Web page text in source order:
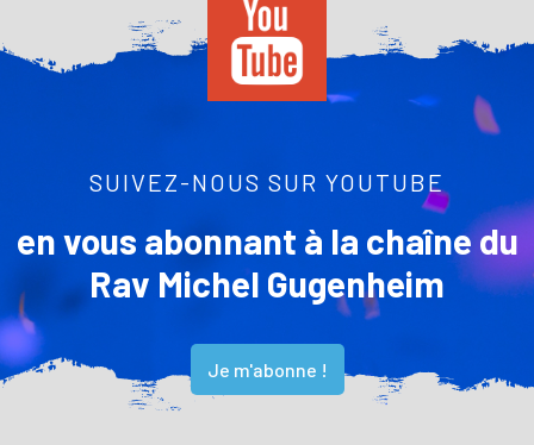
SUIVEZ-NOUS SUR YOUTUBE
en vous abonnant à la chaîne du
Rav Michel Gugenheim
Je m'abonne !